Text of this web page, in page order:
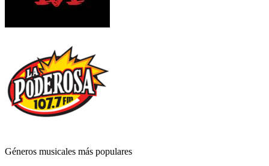
Géneros musicales más populares